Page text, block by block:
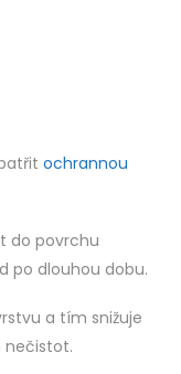
ochrannou
do povrchu
po dlouhou dobu.
a tím snižuje
nečistot.